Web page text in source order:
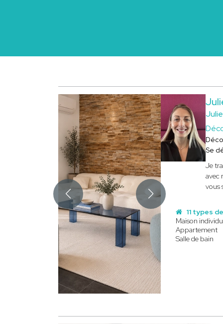
Se
Je
avec
vous
11 types
Maison
Appartement
Salle de bain